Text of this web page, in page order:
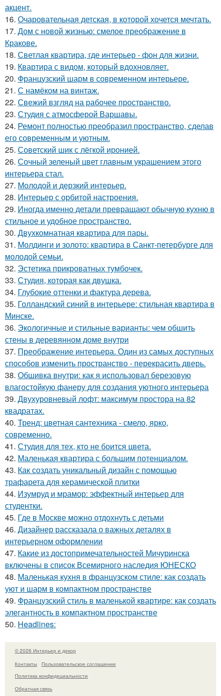
акцент.
16. Очаровательная детская, в которой хочется мечтать.
17. Дом с новой жизнью: смелое преображение в
Кракове.
18. Светлая квартира, где интерьер - фон для жизни.
19. Квартира с видом, который вдохновляет.
20. Французский шарм в современном интерьере.
21. С намёком на винтаж.
22. Свежий взгляд на рабочее пространство.
23. Студия с атмосферой Варшавы.
24. Ремонт полностью преобразил пространство, сделав
его современным и уютным.
25. Советский шик с лёгкой иронией.
26. Сочный зеленый цвет главным украшением этого
интерьера стал.
27. Молодой и дерзкий интерьер.
28. Интерьер с орбитой настроения.
29. Иногда именно детали превращают обычную кухню в
стильное и удобное пространство.
30. Двухкомнатная квартира для пары.
31. Молдинги и золото: квартира в Санкт-петербурге для
молодой семьи.
32. Эстетика прикроватных тумбочек.
33. Студия, которая как двушка.
34. Глубокие оттенки и фактура дерева.
35. Голландский синий в интерьере: стильная квартира в
Минске.
36. Экологичные и стильные варианты: чем обшить
стены в деревянном доме внутри
37. Преображение интерьера. Один из самых доступных
способов изменить пространство - перекрасить дверь.
38. Обшивка внутри: как я использовал березовую
влагостойкую фанеру для создания уютного интерьера
39. Двухуровневый лофт: максимум простора на 82
квадратах.
40. Тренд: цветная сантехника - смело, ярко,
современно.
41. Студия для тех, кто не боится цвета.
42. Маленькая квартира с большим потенциалом.
43. Как создать уникальный дизайн с помощью
трафарета для керамической плитки
44. Изумруд и мрамор: эффектный интерьер для
студентки.
45. Где в Москве можно отдохнуть с детьми
46. Дизайнер рассказала о важных деталях в
интерьерном оформлении
47. Какие из достопримечательностей Мичуринска
включены в список Всемирного наследия ЮНЕСКО
48. Маленькая кухня в французском стиле: как создать
уют и шарм в компактном пространстве
49. Французский стиль в маленькой квартире: как создать
элегантность в компактном пространстве
50. Headlines:
© 2026 Интерьер и декор
Контакты
Пользовательское соглашение
Политика конфидециальности
Обратная связь